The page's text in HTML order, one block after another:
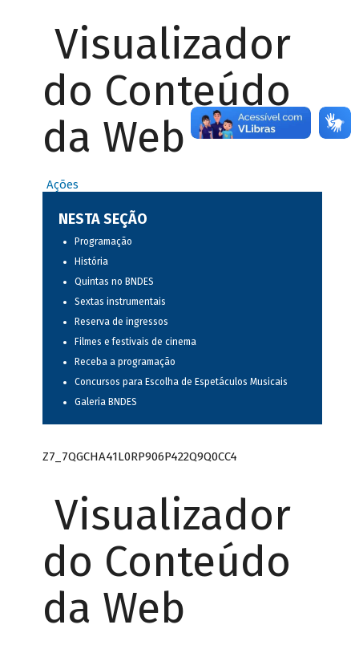
Visualizador
do Conteúdo
da Web
Ações
NESTA SEÇÃO
Programação
História
Quintas no BNDES
Sextas instrumentais
Reserva de ingressos
Filmes e festivais de cinema
Receba a programação
Concursos para Escolha de Espetáculos Musicais
Galeria BNDES
Z7_7QGCHA41L0RP906P422Q9Q0CC4
Visualizador
do Conteúdo
da Web